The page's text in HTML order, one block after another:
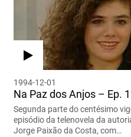
1994-12-01
Na Paz dos Anjos – Ep.
Segunda parte do centésimo
episódio da telenovela da
Jorge Paixão da Costa, com…